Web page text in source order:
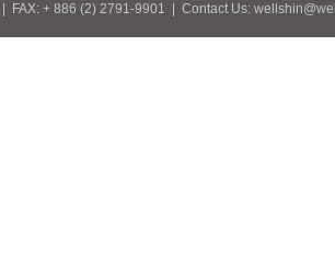
FAX: + 886 (2) 2791-9901 | Contact Us: